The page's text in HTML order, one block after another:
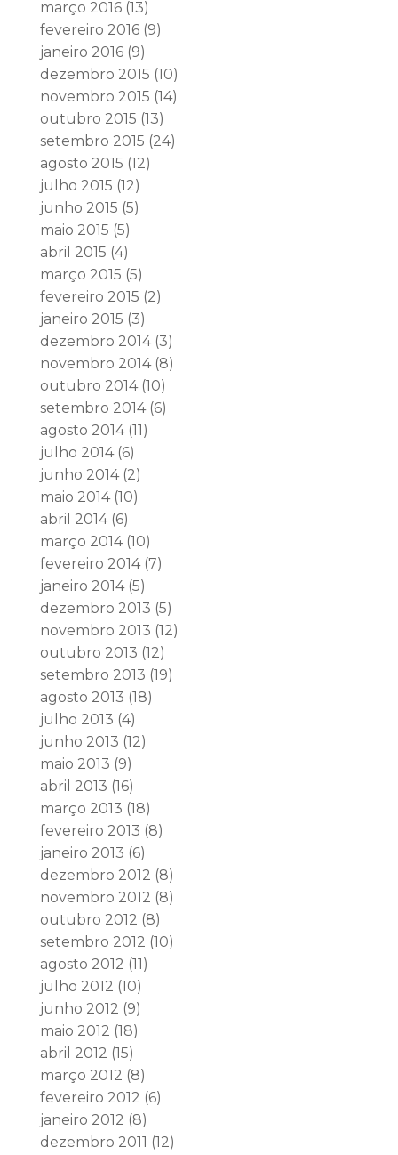
março 2016(13)
fevereiro 2016(9)
janeiro 2016(9)
dezembro 2015 (10)
novembro 2015 (14)
outubro 2015 (13)
setembro 2015 (24)
agosto 2015 (12)
julho 2015 (12)
junho 2015 (5)
maio 2015 (5)
abril 2015 (4)
março 2015 (5)
fevereiro 2015 (2)
janeiro 2015 (3)
dezembro 2014(3)
novembro 2014(8)
outubro 2014(10)
setembro 2014(6)
agosto 2014(11)
julho 2014(6)
junho 2014(2)
maio 2014(10)
abril 2014(6)
março 2014(10)
fevereiro 2014(7)
janeiro 2014(5)
dezembro 2013 (5)
novembro 2013 (12)
outubro 2013 (12)
setembro 2013 (19)
agosto 2013 (18)
julho 2013 (4)
junho 2013 (12)
maio 2013 (9)
abril 2013 (16)
março 2013 (18)
fevereiro 2013 (8)
janeiro 2013 (6)
dezembro 2012 (8)
novembro 2012 (8)
outubro 2012 (8)
setembro 2012 (10)
agosto 2012 (11)
julho 2012 (10)
junho 2012 (9)
maio 2012 (18)
abril 2012 (15)
março 2012 (8)
fevereiro 2012 (6)
janeiro 2012 (8)
dezembro 2011 (12)